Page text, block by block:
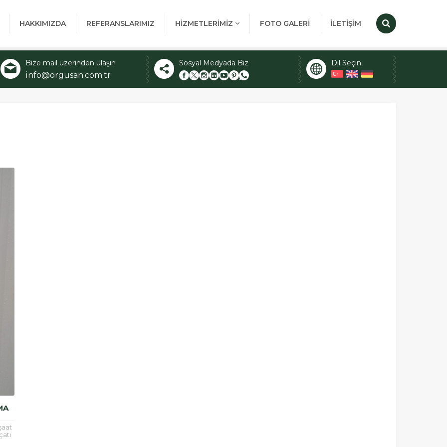
HAKKIMIZDA REFERANSLARIMIZ HİZMETLERİMİZ FOTO GALERİ İLETİŞİM
Bize mail üzerinden ulaşın
info@orgusan.com.tr
Sosyal Medyada Biz Dil Seçin